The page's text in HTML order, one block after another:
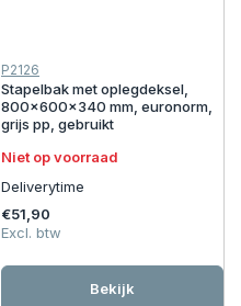
P2126
Stapelbak met oplegdeksel,
800x600x340 mm, euronorm,
grijs pp, gebruikt
Niet op voorraad
Deliverytime
€51,90
Excl. btw
Bekijk